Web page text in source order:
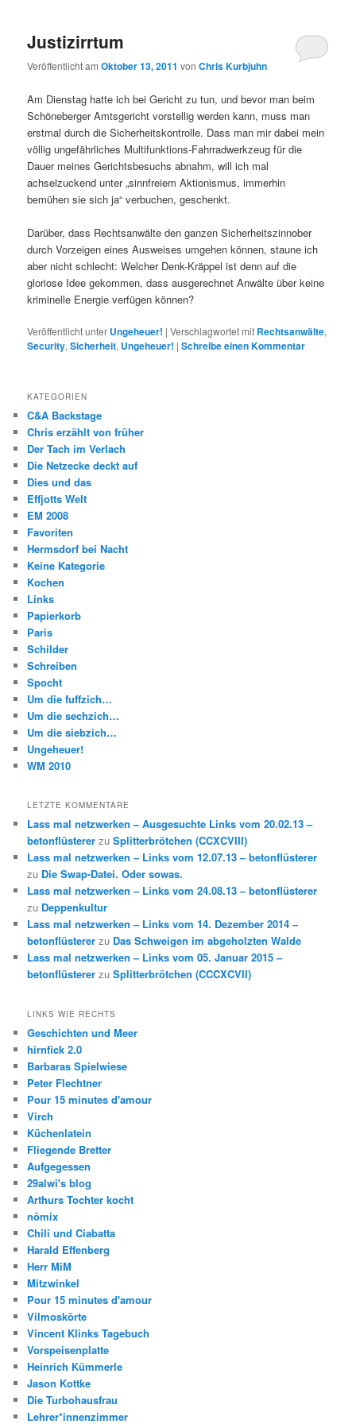
Justizirrtum
Veröffentlicht amOktober 13, 2011 vonChris Kurbjuhn
Am Dienstag hatte ich bei Gericht zu tun, und bevor man beim
Schöneberger Amtsgericht vorstellig werden kann, muss man
erstmal durch die Sicherheitskontrolle. Dass man mir dabei mein
völlig ungefährliches Multifunktions-Fahrradwerkzeug für die
Dauer meines Gerichtsbesuchs abnahm, will ich mal
achselzuckend unter „sinnfreiem Aktionismus, immerhin
bemühen sie sich ja“ verbuchen, geschenkt.
Darüber, dass Rechtsanwälte den ganzen Sicherheitszinnober
durch Vorzeigen eines Ausweises umgehen können, staune ich
aber nicht schlecht: Welcher Denk-Kräppel ist denn auf die
gloriose Idee gekommen, dass ausgerechnet Anwälte über keine
kriminelle Energie verfügen können?
Veröffentlicht unter Ungeheuer! |Verschlagwortet mit Rechtsanwälte,
Security,Sicherheit, Ungeheuer! |Schreibe einen Kommentar
KATEGORIEN
C&A Backstage
Chris erzählt von früher
Der Tach im Verlach
Die Netzecke deckt auf
Dies und das
Effjotts Welt
EM 2008
Favoriten
Hermsdorf bei Nacht
Keine Kategorie
Kochen
Links
Papierkorb
Paris
Schilder
Schreiben
Spocht
Um die fuffzich…
Um die sechzich…
Um die siebzich…
Ungeheuer!
WM 2010
LETZTE KOMMENTARE
Lass mal netzwerken – Ausgesuchte Links vom 20.02.13 –
betonflüsterer zuSplitterbrötchen (CCXCVIII)
Lass mal netzwerken – Links vom 12.07.13 – betonflüsterer
zu Die Swap-Datei. Oder sowas.
Lass mal netzwerken – Links vom 24.08.13 – betonflüsterer
zu Deppenkultur
Lass mal netzwerken – Links vom 14. Dezember 2014 –
betonflüsterer zu Das Schweigen im abgeholzten Walde
Lass mal netzwerken – Links vom 05. Januar 2015 –
betonflüsterer zuSplitterbrötchen (CCCXCVII)
LINKS WIE RECHTS
Geschichten und Meer
hirnfick 2.0
Barbaras Spielwiese
Peter Flechtner
Pour 15 minutes d'amour
Virch
Küchenlatein
Fliegende Bretter
Aufgegessen
29alwi's blog
Arthurs Tochter kocht
nömix
Chili und Ciabatta
Harald Effenberg
Herr MiM
Mitzwinkel
Pour 15 minutes d'amour
Vilmoskörte
Vincent Klinks Tagebuch
Vorspeisenplatte
Heinrich Kümmerle
Jason Kottke
Die Turbohausfrau
Lehrer*innenzimmer